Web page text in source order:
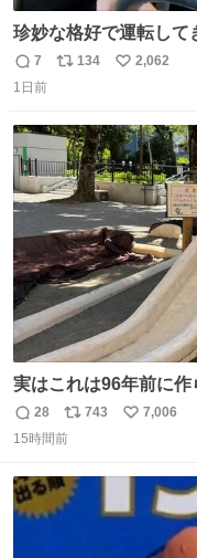
珍妙な格好で運転し
返
信
7
リ
ト
数
134
い
数
2,062
1日前
実はこれは96年前に
返
信
28
リ
ポ
ト
数
743
い
7,006
15時間前